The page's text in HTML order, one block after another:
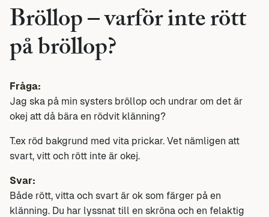
Bröllop – varför inte rött
på bröllop?
Fråga:
Jag ska på min systers bröllop och undrar om det är
okej att då bära en rödvit klänning?
T.ex röd bakgrund med vita prickar. Vet nämligen att
svart, vitt och rött inte är okej.
Svar:
Både rött, vitta och svart är ok som färger på en
klänning. Du har lyssnat till en skröna och en felaktig